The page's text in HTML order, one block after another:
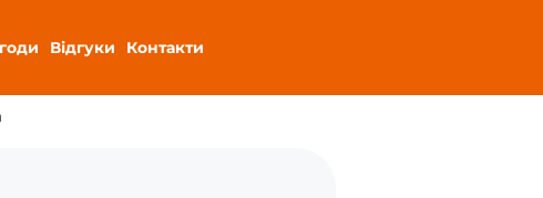
Відгуки Контакти